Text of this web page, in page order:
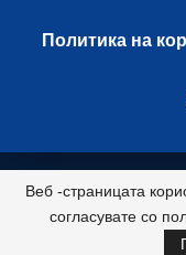
Политика на
© 2026 -
Развиено и
Веб -страницата
согласувате со